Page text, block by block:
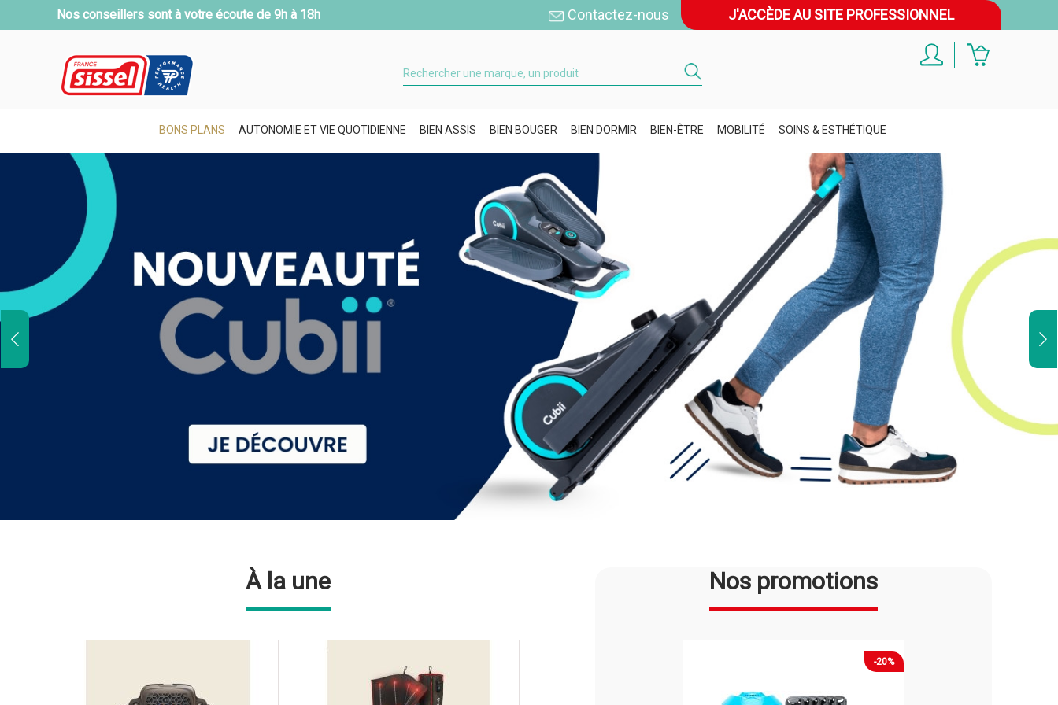
Nos conseillers sont à votre écoute de 9h à 18h Contactez-nous J'ACCÈDE AU SITE PROFESSIONNEL
BONS PLANS AUTONOMIE ET VIE QUOTIDIENNE BIEN ASSIS BIEN BOUGER BIEN DORMIR BIEN-ÊTRE MOBILITÉ SOINS & ESTHÉTIQUE
Actualités
YouTube
Conseils bien-être, tutos d’exercices et
informations sur notre univers pour
prendre soin de vous au quotidien.
JE DÉCOUVRE
À la une Nos promotions
-20%